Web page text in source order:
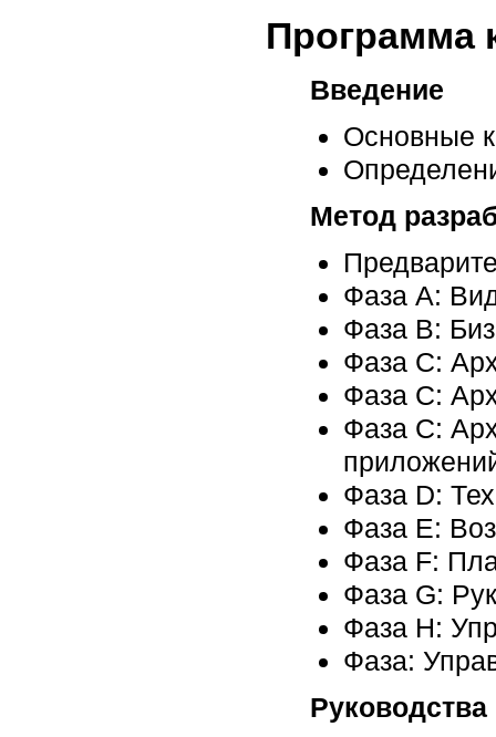
Программа
Введение
Основные
Метод
Фаза А:
Фаза B:
Фаза С:
Фаза С:
Фаза С:
Фаза D:
Фаза Е:
Фаза F:
Фаза G:
Фаза H:
Фаза: